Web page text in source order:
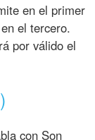
en el primer
el tercero.
por válido el
con Son